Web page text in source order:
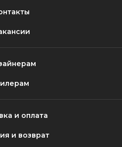
и оплата
и возврат